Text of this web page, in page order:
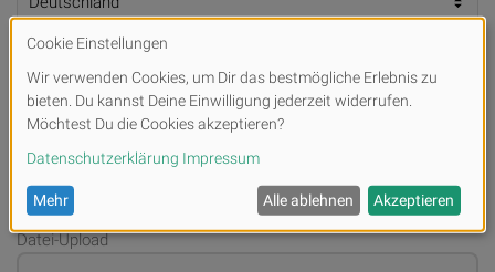
Telefonnummer (bei Rückfragen)
E-Mail
Datei-Upload